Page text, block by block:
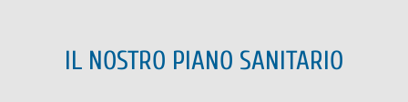
IL NOSTRO PIANO SANITARIO